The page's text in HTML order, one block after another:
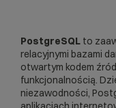
PostgreSQL to
relacyjnymi bazami
otwartym kodem
funkcjonalnością.
niezawodności,